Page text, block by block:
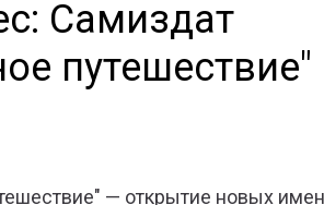
Самиздат
путешествие"
— открытие новых